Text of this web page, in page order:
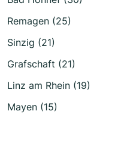
Remagen (25)
Sinzig (21)
Grafschaft (21)
Linz am Rhein (19)
Mayen (15)